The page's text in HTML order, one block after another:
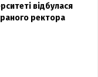
біль»:
Діанов вдруге
фото з весілля
відбулася
ректора